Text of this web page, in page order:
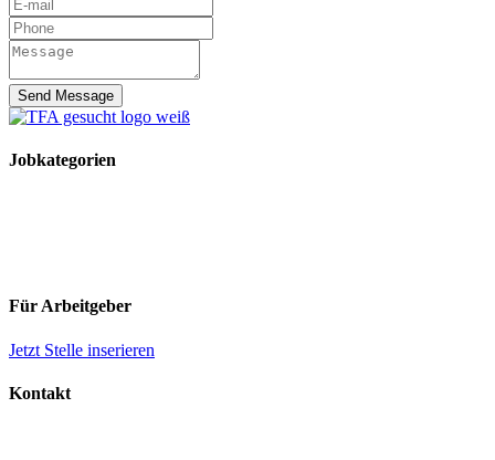
Send Message
Jobkategorien
Für Arbeitgeber
Jetzt Stelle inserieren
Kontakt